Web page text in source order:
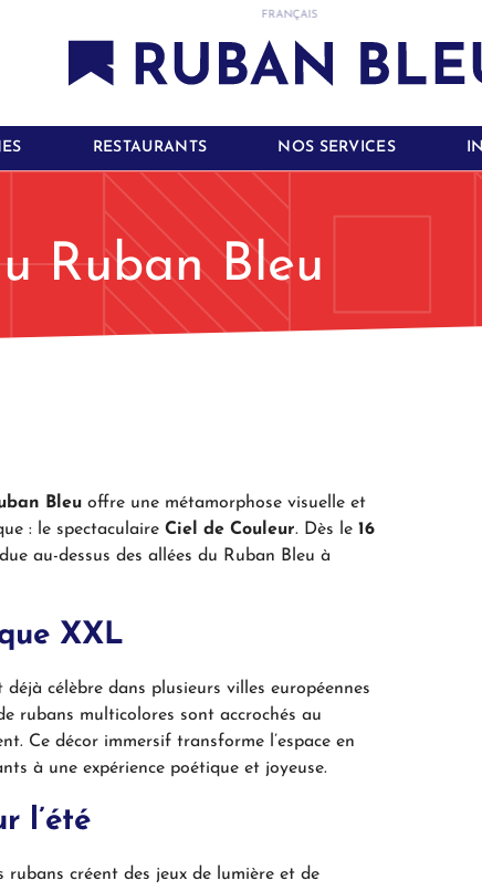
FRANÇAIS
RESTAURANTS NOS SERVICES
Ruban Bleu
Bleu offre une métamorphose visuelle et
: le spectaculaireCiel de Couleur. Dès le16
au-dessus des allées du Ruban Bleu à
XXL
célèbre dans plusieurs villes européennes
rubans multicolores sont accrochés au
Ce décor immersif transforme l’espace en
à une expérience poétique et joyeuse.
l’été
rubans créent des jeux de lumière et de